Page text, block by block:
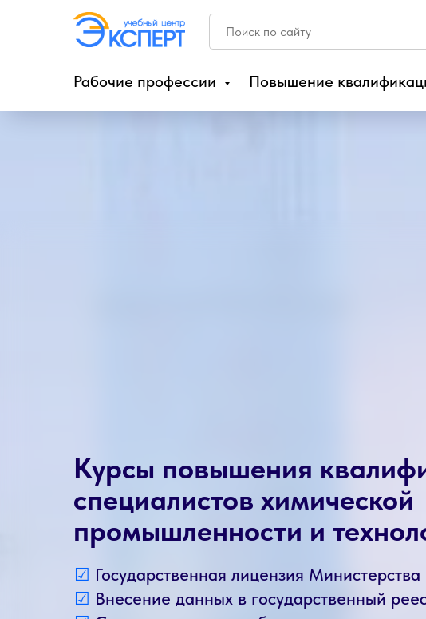
Рабочие профессии Повышение
Курсы повышения
специалистов химической
промышленности и
☑ Государственная лицензия
☑ Внесение данных в государственный